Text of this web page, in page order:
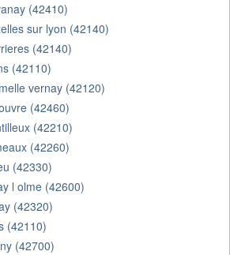
(42410)
sur lyon (42140)
(42140)
(42110)
vernay (42120)
(42460)
(42210)
(42260)
(42330)
l olme (42600)
(42320)
(42110)
(42700)